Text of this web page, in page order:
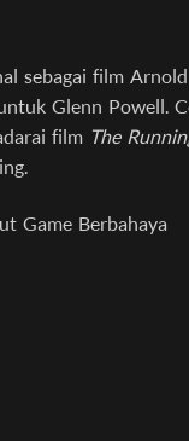
sebagai film Arnold
Glenn Powell.
film The